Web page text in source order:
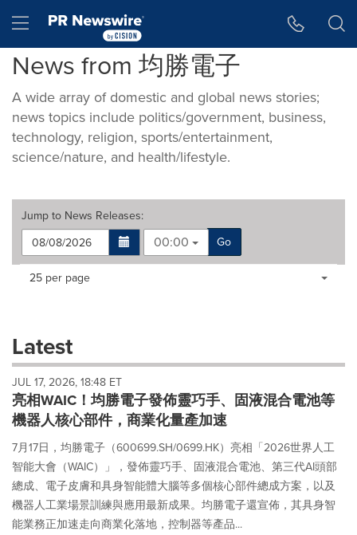
Hamburger menu
News from 均勝電子
A wide array of domestic and global news stories;
news topics include politics/government, business,
technology, religion, sports/entertainment,
science/nature, and health/lifestyle.
Jump to News Releases:
00:00
Go
Making
dropdown
will
cause
content
on
this
page
to
change.
News
listings
will
Items per page:
25 per page
Latest
JUL 17, 2026, 18:48 ET
亮相WAIC！均勝電子發佈靈巧手、固液混合電池等
機器人核心部件，商業化量產加速
7月17日，均勝電子（600699.SH/0699.HK）亮相「2026世界人工
智能大會（WAIC）」，發佈靈巧手、固液混合電池、第三代AI頭部
總成、電子皮膚和具身智能體大腦等多個核心部件總成方案，以及
機器人工業場景訓練與應用最新成果。均勝電子還宣佈，其具身智
能業務正加速走向商業化落地，控制器等產品...